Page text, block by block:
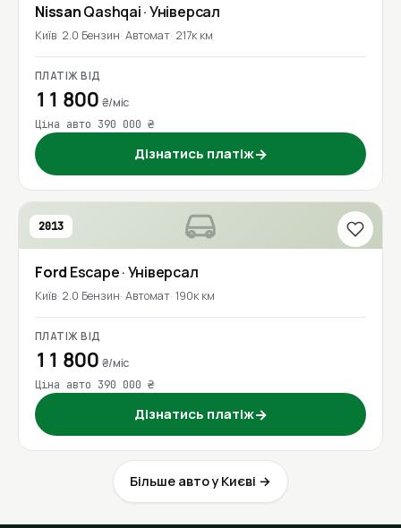
NissanQashqai· Універсал
Київ 2.0 Бензин Автомат 217к км
ПЛАТІЖ ВІД
11 800 ₴/міс
Ціна авто 390 000 ₴
Дізнатись платіж→
2013
Ford Escape· Універсал
Київ 2.0 Бензин Автомат 190к км
ПЛАТІЖ ВІД
11 800 ₴/міс
Ціна авто 390 000 ₴
Дізнатись платіж→
Більше авто у Києві →